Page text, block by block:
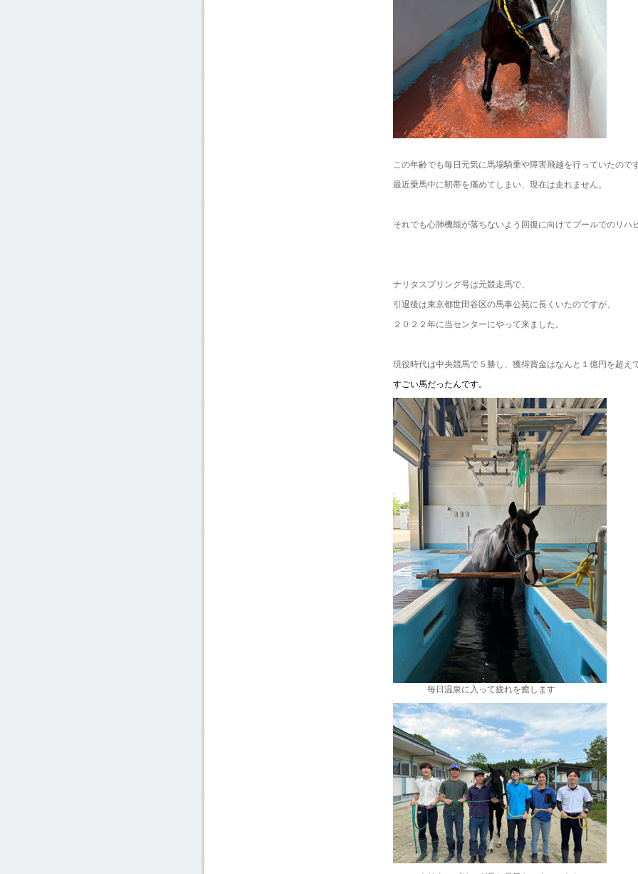
この年齢でも毎日元気に馬場騎乗や障害飛越を行っていたのです
最近乗馬中に靭帯を痛めてしまい、現在は走れません。
それでも心肺機能が落ちないよう回復に向けてプールでのリハ
ナリタスプリング号は元競走馬で、
引退後は東京都世田谷区の馬事公苑に長くいたのですが、
２０２２年に当センターにやって来ました。
現役時代は中央競馬で５勝し、獲得賞金はなんと１億円を超え
すごい馬だったんです。
毎日温泉に入って疲れを癒します